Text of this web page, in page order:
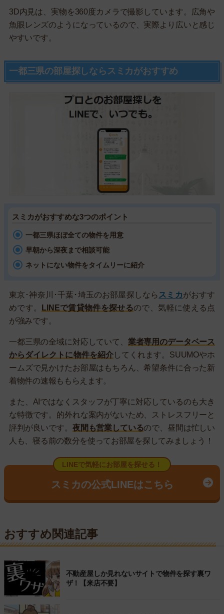
3D内見は、実物を360度カメラで撮影しています。広角や
魚眼レンズのようになっているので、実際より広いと感じ
やすいです。
一都三県の部屋探しならスミカがおすすめ
スミカがおすすめな3つのポイント
一都三県ほぼ全ての物件を用意
早朝から深夜まで相談可能
ネットにない物件をタイムリーに紹介
東京･神奈川･千葉･埼玉のお部屋探しなら スミカがおすす
めです。
LINEで賃貸物件を探せるので、気軽に使える点
が強みです。
一都三県の全域に対応していて、 業者専用のデータベース
からダイレクトに物件を紹介してくれます。SUUMOやホ
ームズで見かけたお部屋はもちろん、希望条件に合った新
着物件の速報ももらえます。
また、AIではなくスタッフが丁寧に対応しているのも大き
な特徴です。的外れな案内がないため、ストレスフリーと
評判が良いです。 夜間も営業しているので、昼間は忙しい
人も、寝る前の数分を使ってお部屋を探してみましょう！
LINEで気軽にお部屋を探せる！
スミカの公式LINEはこちら
おすすめ関連記事
不動産屋しか見れないサイトで物件を探す裏ワ
ザ！【来店不要】